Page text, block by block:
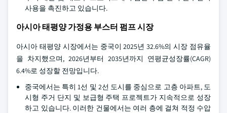
사용을 촉진하고 있습니다.
아시아 태평양 가정용 부스터 펌프 시장
아시아 태평양 시장에서는 중국이 2025년 32.6%의 시장 점유율
을 차지했으며, 2026년부터 2035년까지 연평균성장률(CAGR)
6.4%로 성장할 전망입니다.
중국에서는 특히 1선 및 2선 도시를 중심으로 고층 아파트, 도
시형 주거 단지 및 보급형 주택 프로젝트가 지속적으로 성장
하고 있습니다. 이러한 건물에서는 여러 층에 걸쳐 적정 수압